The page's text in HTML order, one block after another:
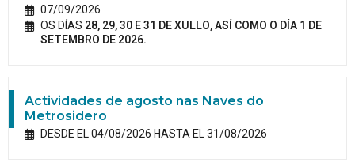
07/09/2026
OS DÍAS 28, 29, 30 E 31 DE XULLO, ASÍ COMO O DÍA 1 DE
SETEMBRO DE 2026.
Actividades de agosto nas Naves do
Metrosidero
DESDE EL 04/08/2026 HASTA EL 31/08/2026